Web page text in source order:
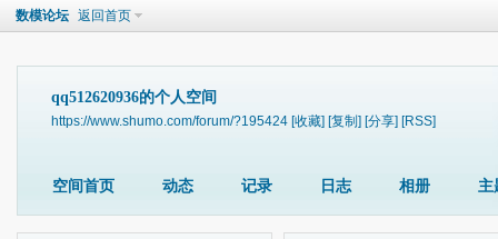
数模论坛 返回首页
qq512620936的个人空间
https://www.shumo.com/forum/?195424 [收藏] [复制] [分享] [RSS]
空间首页 动态 记录 日志 相册 主